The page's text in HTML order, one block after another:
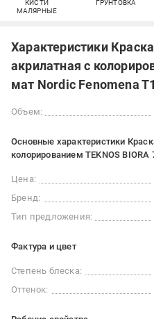
КИСТИ
МАЛЯРНЫЕ
ГРУНТОВКА
Характеристики
акрилатная с
мат Nordic Fenomena
Объем:
Основные характеристики
колорированием TEKNOS
Цена:
Бренд:
Тип предложения:
Фактура и цвет
Степень блеска:
Оттенок: